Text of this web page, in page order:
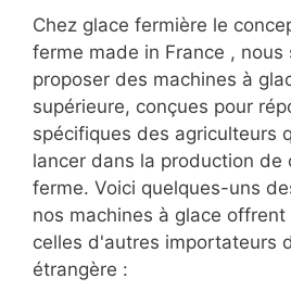
Chez glace fermière le
ferme made in France , nous
proposer des machines à
supérieure, conçues pour
spécifiques des agriculteurs
lancer dans la production de
ferme. Voici quelques-uns
nos machines à glace
celles d'autres importateurs
étrangère :